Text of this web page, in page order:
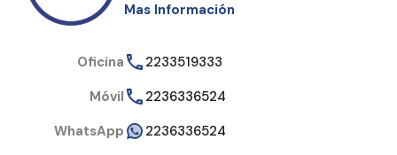
Mas Información
Oficina
2233519333
Móvil
2236336524
WhatsApp
2236336524